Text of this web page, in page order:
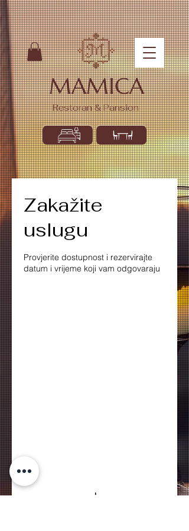
MAMICA
Restoran & Pansion
Zakažite
uslugu
Provjerite dostupnost i rezervirajte
datum i vrijeme koji vam odgovaraju